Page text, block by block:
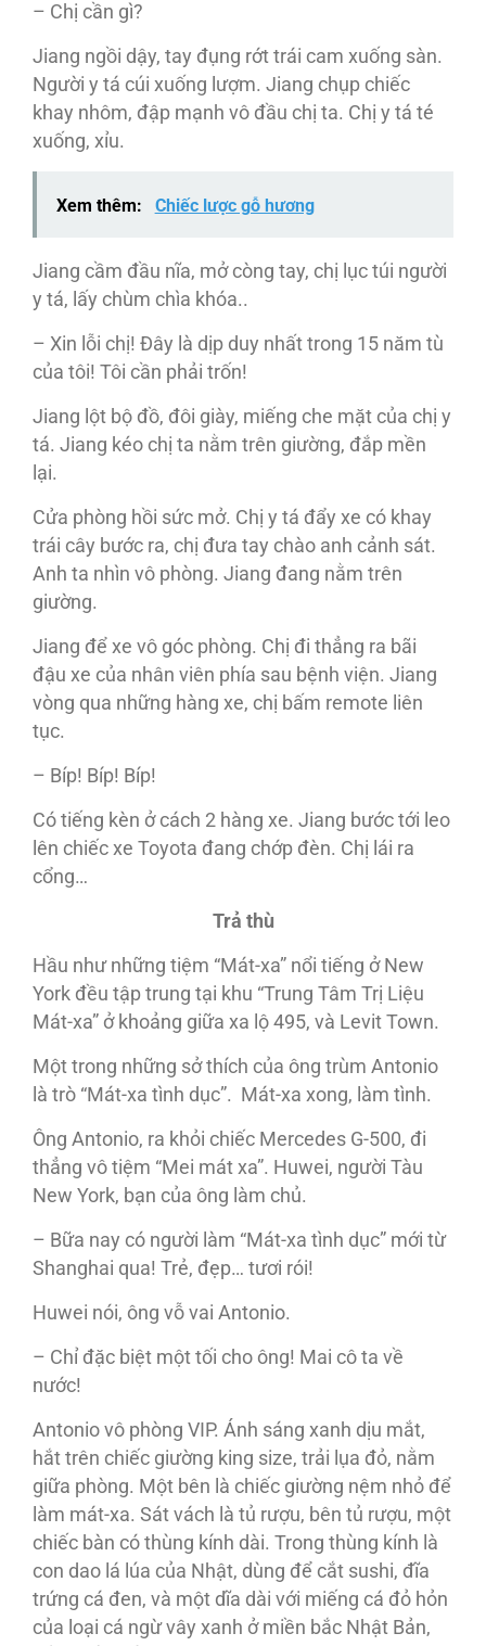
– Chị cần gì?
Jiang ngồi dậy, tay đụng rớt trái cam xuống sàn.
Người y tá cúi xuống lượm. Jiang chụp chiếc
khay nhôm, đập mạnh vô đầu chị ta. Chị y tá té
xuống, xỉu.
Xem thêm: Chiếc lược gỗ hương
Jiang cầm đầu nĩa, mở còng tay, chị lục túi người
y tá, lấy chùm chìa khóa..
– Xin lỗi chị! Đây là dịp duy nhất trong 15 năm tù
của tôi! Tôi cần phải trốn!
Jiang lột bộ đồ, đôi giày, miếng che mặt của chị y
tá. Jiang kéo chị ta nằm trên giường, đắp mền
lại.
Cửa phòng hồi sức mở. Chị y tá đẩy xe có khay
trái cây bước ra, chị đưa tay chào anh cảnh sát.
Anh ta nhìn vô phòng. Jiang đang nằm trên
giường.
Jiang để xe vô góc phòng. Chị đi thẳng ra bãi
đậu xe của nhân viên phía sau bệnh viện. Jiang
vòng qua những hàng xe, chị bấm remote liên
tục.
– Bíp! Bíp! Bíp!
Có tiếng kèn ở cách 2 hàng xe. Jiang bước tới leo
lên chiếc xe Toyota đang chớp đèn. Chị lái ra
cổng…
Trả thù
Hầu như những tiệm “Mát-xa” nổi tiếng ở New
York đều tập trung tại khu “Trung Tâm Trị Liệu
Mát-xa” ở khoảng giữa xa lộ 495, và Levit Town.
Một trong những sở thích của ông trùm Antonio
là trò “Mát-xa tình dục”. Mát-xa xong, làm tình.
Ông Antonio, ra khỏi chiếc Mercedes G-500, đi
thẳng vô tiệm “Mei mát xa”. Huwei, người Tàu
New York, bạn của ông làm chủ.
– Bữa nay có người làm “Mát-xa tình dục” mới từ
Shanghai qua! Trẻ, đẹp… tươi rói!
Huwei nói, ông vỗ vai Antonio.
– Chỉ đặc biệt một tối cho ông! Mai cô ta về
nước!
Antonio vô phòng VIP. Ánh sáng xanh dịu mắt,
hắt trên chiếc giường king size, trải lụa đỏ, nằm
giữa phòng. Một bên là chiếc giường nệm nhỏ để
làm mát-xa. Sát vách là tủ rượu, bên tủ rượu, một
chiếc bàn có thùng kính dài. Trong thùng kính là
con dao lá lúa của Nhật, dùng để cắt sushi, đĩa
trứng cá đen, và một dĩa dài với miếng cá đỏ hỏn
của loại cá ngừ vây xanh ở miền bắc Nhật Bản,